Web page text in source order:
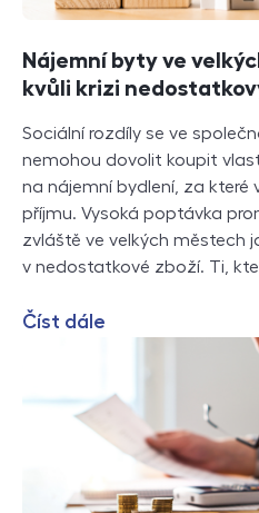
Nájemní byty ve
kvůli krizi
Sociální rozdíly se ve
nemohou dovolit koupit
na nájemní bydlení, za které
příjmu. Vysoká poptávka
zvláště ve velkých městech
v nedostatkové zboží. Ti,
Číst dále